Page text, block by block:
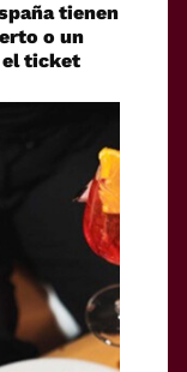
tienen
o un
el ticket